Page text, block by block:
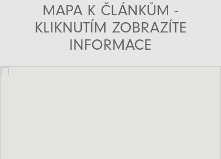
MAPA K ČLÁNKŮM -
KLIKNUTÍM ZOBRAZÍTE
INFORMACE